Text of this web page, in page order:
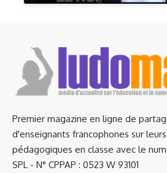
Premier magazine en ligne de
d'enseignants francophones sur
pédagogiques en classe avec le
SPL - N° CPPAP : 0523 W 93101